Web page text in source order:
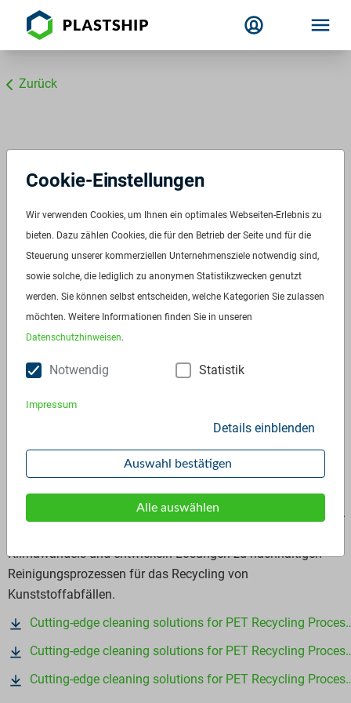
Zurück
Additive Partner
Chemetall GmbH
Die globale Geschäftseinheit Oberflächentechnik des BASF-
Unternehmensbereichs Coatings, die unter der Marke
Chemetall agiert, ist ein global führender Lieferant für
innovative Oberflächenbehandlungstechnologien mit über 40
Tochtergesellschaften und 21 Produktionsstandorte weltweit.
Klimawandels und entwickeln Lösungen zu nachhaltigen
Reinigungsprozessen für das Recycling von
Kunststoffabfällen.
Cutting-edge cleaning solutions for PET Recycling Processes DE
Cutting-edge cleaning solutions for PET Recycling Processes APAC
Cutting-edge cleaning solutions for PET Recycling Processes EN
Cookie-Einstellungen
Wir verwenden Cookies, um Ihnen ein optimales Webseiten-Erlebnis zu
bieten. Dazu zählen Cookies, die für den Betrieb der Seite und für die
Steuerung unserer kommerziellen Unternehmensziele notwendig sind,
sowie solche, die lediglich zu anonymen Statistikzwecken genutzt
werden. Sie können selbst entscheiden, welche Kategorien Sie zulassen
möchten. Weitere Informationen finden Sie in unseren
Datenschutzhinweisen.
Notwendig Statistik
Impressum
Details einblenden
Auswahl bestätigen
Alle auswählen